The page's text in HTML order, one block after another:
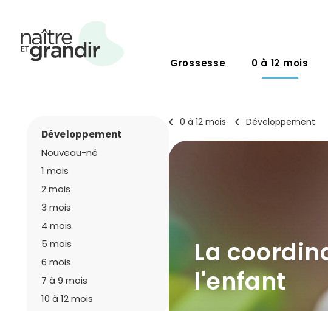
Grossesse 0 à 12 mois
0 à 12 mois Développement
La
l'enfant
Développement
Nouveau-né
1 mois
2 mois
3 mois
4 mois
5 mois
6 mois
7 à 9 mois
10 à 12 mois